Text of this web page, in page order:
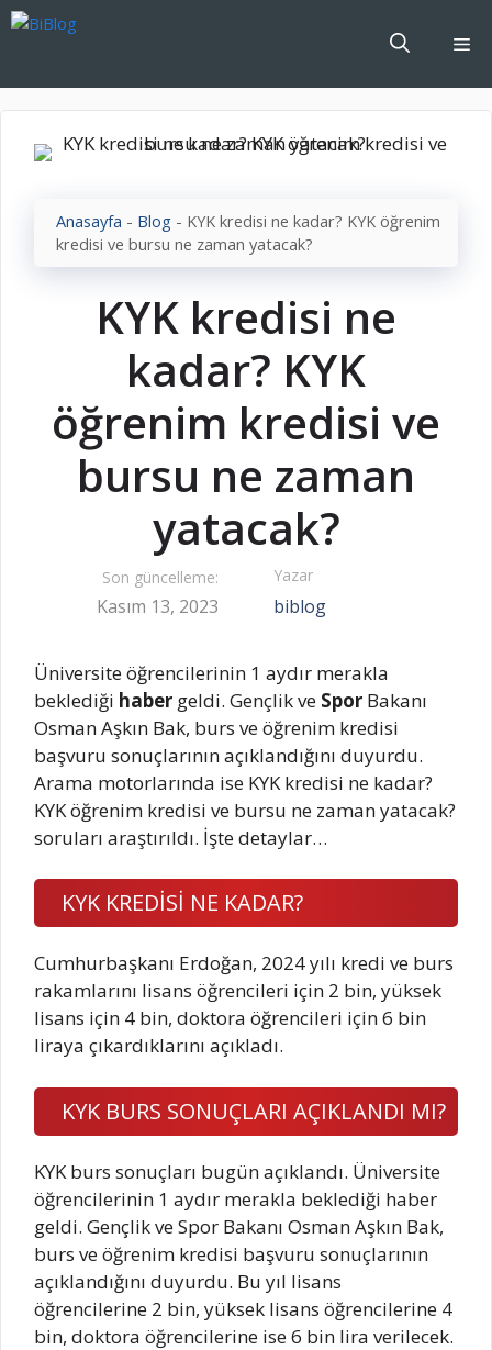
İçeriğe
Anasayfa - Blog - KYK kredisi ne kadar? KYK öğrenim
kredisi ve bursu ne zaman yatacak?
KYK kredisi ne
kadar? KYK
öğrenim kredisi ve
bursu ne zaman
yatacak?
Son güncelleme:
Kasım 13, 2023
Yazar
biblog
Üniversite öğrencilerinin 1 aydır merakla
beklediği haber geldi. Gençlik ve Spor Bakanı
Osman Aşkın Bak, burs ve öğrenim kredisi
başvuru sonuçlarının açıklandığını duyurdu.
Arama motorlarında ise KYK kredisi ne kadar?
KYK öğrenim kredisi ve bursu ne zaman yatacak?
soruları araştırıldı. İşte detaylar…
KYK KREDİSİ NE KADAR?
Cumhurbaşkanı Erdoğan, 2024 yılı kredi ve burs
rakamlarını lisans öğrencileri için 2 bin, yüksek
lisans için 4 bin, doktora öğrencileri için 6 bin
liraya çıkardıklarını açıkladı.
KYK BURS SONUÇLARI AÇIKLANDI MI?
KYK burs sonuçları bugün açıklandı. Üniversite
öğrencilerinin 1 aydır merakla beklediği haber
geldi. Gençlik ve Spor Bakanı Osman Aşkın Bak,
burs ve öğrenim kredisi başvuru sonuçlarının
açıklandığını duyurdu. Bu yıl lisans
öğrencilerine 2 bin, yüksek lisans öğrencilerine 4
bin, doktora öğrencilerine ise 6 bin lira verilecek.